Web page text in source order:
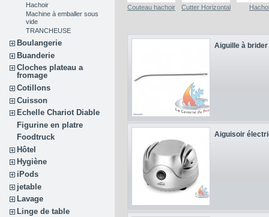
Hachoir
Machine à emballer sous
vide
TRANCHEUSE
Boulangerie
Buanderie
Cloches plateau a
fromage
Cotillons
Cuisson
Echelle Chariot Diable
Figurine en platre
Foodtruck
Hôtel
Hygiène
iPods
jetable
Lavage
Linge de table
Couteau hachoir Cutter Horizontal
Aiguille à
Aiguisoir